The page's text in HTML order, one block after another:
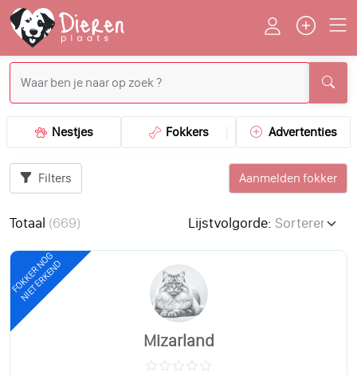
Nestjes Fokkers Advertenties
Filters Aanmelden fokker
Totaal (669) Lijstvolgorde:
FOKKER NOG
NIET ERKEND
Mizarland